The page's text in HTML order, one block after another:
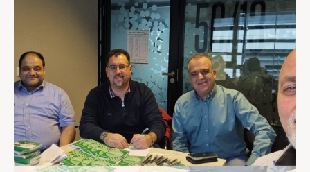
Berufliche Weiterentwicklung
Mitglied werden
Aktuell